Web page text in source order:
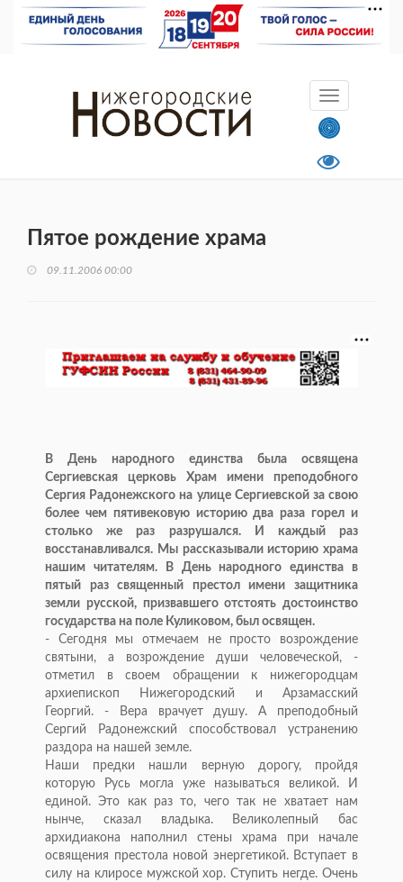
Пятое рождение храма
09.11.2006 00:00
В День народного единства была освящена
Сергиевская церковь Храм имени преподобного
Сергия Радонежского на улице Сергиевской за свою
более чем пятивековую историю два раза горел и
столько же раз разрушался. И каждый раз
восстанавливался. Мы рассказывали историю храма
нашим читателям. В День народного единства в
пятый раз священный престол имени защитника
земли русской, призвавшего отстоять достоинство
государства на поле Куликовом, был освящен.
- Сегодня мы отмечаем не просто возрождение
святыни, а возрождение души человеческой, -
отметил в своем обращении к нижегородцам
архиепископ Нижегородский и Арзамасский
Георгий. - Вера врачует душу. А преподобный
Сергий Радонежский способствовал устранению
раздора на нашей земле.
Наши предки нашли верную дорогу, пройдя
которую Русь могла уже называться великой. И
единой. Это как раз то, чего так не хватает нам
нынче, сказал владыка. Великолепный бас
архидиакона наполнил стены храма при начале
освящения престола новой энергетикой. Вступает в
силу на клиросе мужской хор. Ступить негде. Очень